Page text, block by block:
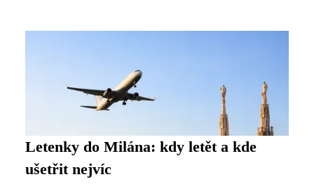
Letenky do Milána: kdy letět a kde
ušetřit nejvíc